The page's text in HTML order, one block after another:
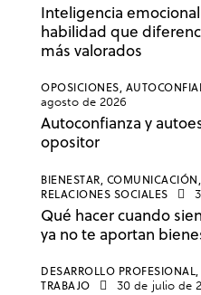
Inteligencia
habilidad que
más valorados
OPOSICIONES,
agosto de 2026
Autoconfianza y
opositor
BIENESTAR, COMUNICACIÓN,
RELACIONES SOCIALES
Qué hacer cuando
ya no te aportan
DESARROLLO PROFESIONAL,
TRABAJO
30 de julio de